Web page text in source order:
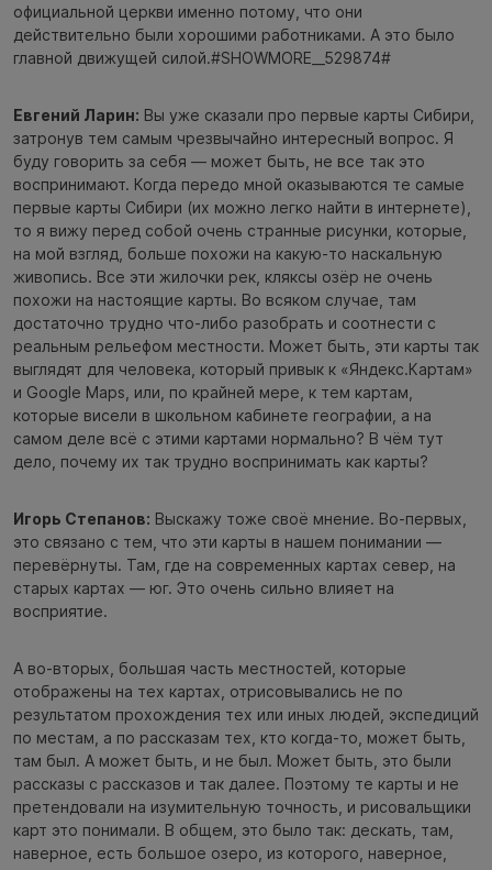
официальной церкви именно потому, что они
действительно были хорошими работниками. А это было
главной движущей силой.#SHOWMORE__529874#
Евгений Ларин: Вы уже сказали про первые карты Сибири,
затронув тем самым чрезвычайно интересный вопрос. Я
буду говорить за себя — может быть, не все так это
воспринимают. Когда передо мной оказываются те самые
первые карты Сибири (их можно легко найти в интернете),
то я вижу перед собой очень странные рисунки, которые,
на мой взгляд, больше похожи на какую-то наскальную
живопись. Все эти жилочки рек, кляксы озёр не очень
похожи на настоящие карты. Во всяком случае, там
достаточно трудно что-либо разобрать и соотнести с
реальным рельефом местности. Может быть, эти карты так
выглядят для человека, который привык к «Яндекс.Картам»
и Google Maps, или, по крайней мере, к тем картам,
которые висели в школьном кабинете географии, а на
самом деле всё с этими картами нормально? В чём тут
дело, почему их так трудно воспринимать как карты?
Игорь Степанов: Выскажу тоже своё мнение. Во-первых,
это связано с тем, что эти карты в нашем понимании —
перевёрнуты. Там, где на современных картах север, на
старых картах — юг. Это очень сильно влияет на
восприятие.
А во-вторых, большая часть местностей, которые
отображены на тех картах, отрисовывались не по
результатом прохождения тех или иных людей, экспедиций
по местам, а по рассказам тех, кто когда-то, может быть,
там был. А может быть, и не был. Может быть, это были
рассказы с рассказов и так далее. Поэтому те карты и не
претендовали на изумительную точность, и рисовальщики
карт это понимали. В общем, это было так: дескать, там,
наверное, есть большое озеро, из которого, наверное,